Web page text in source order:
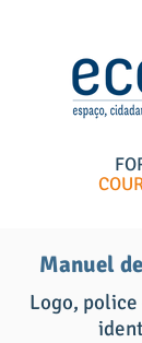
Manuel
Logo,